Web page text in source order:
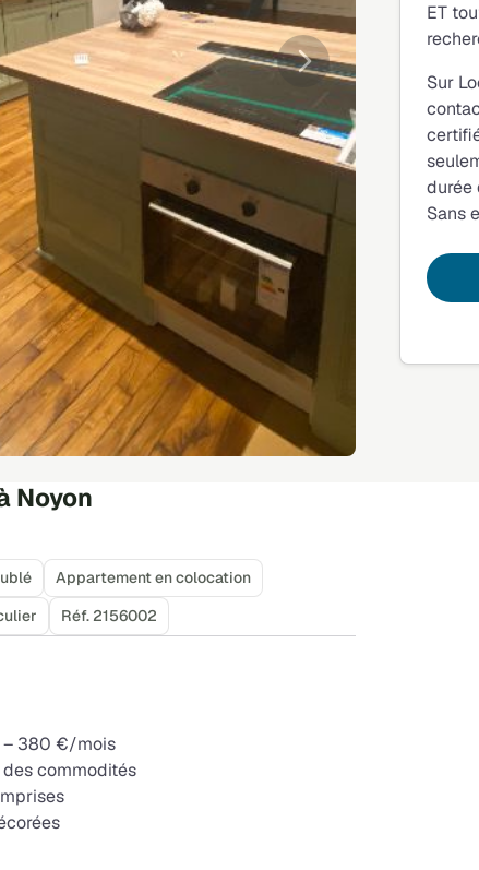
Noyon
Suivante
Appartement en colocation
Réf. 2156002
– 380 €/mois
commodités
ET
Sur
durée
Sans